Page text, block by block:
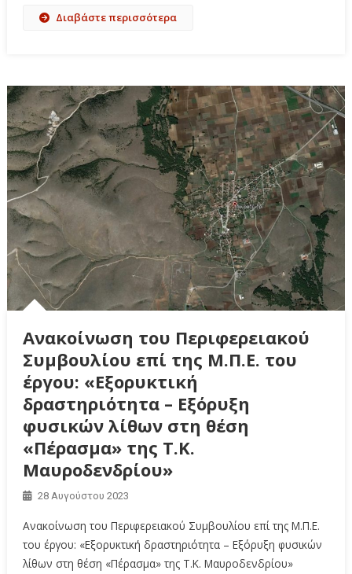
Διαβάστε περισσότερα
Ανακοίνωση του Περιφερειακού
Συμβουλίου επί της Μ.Π.Ε. του
έργου: «Εξορυκτική
δραστηριότητα – Εξόρυξη
φυσικών λίθων στη θέση
«Πέρασμα» της Τ.Κ.
Μαυροδενδρίου»
28 Αυγούστου 2023
Ανακοίνωση του Περιφερειακού Συμβουλίου επί της Μ.Π.Ε.
του έργου: «Εξορυκτική δραστηριότητα – Εξόρυξη φυσικών
λίθων στη θέση «Πέρασμα» της Τ.Κ. Μαυροδενδρίου»